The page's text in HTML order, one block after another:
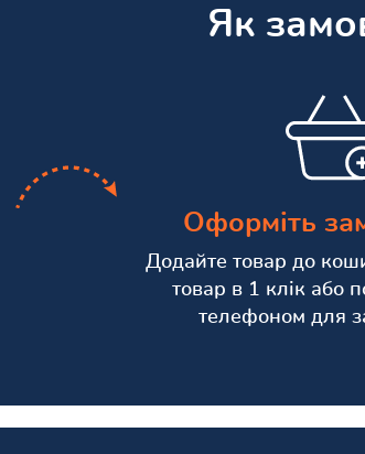
Як
Оформіть
Додайте товар до
товар в 1 клік або
телефоном для